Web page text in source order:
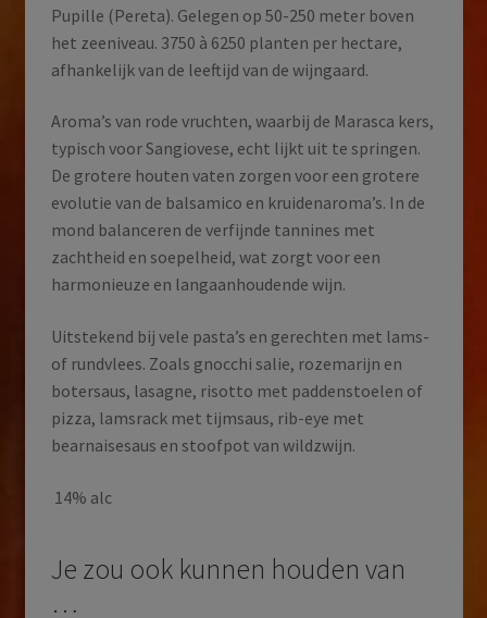
Pupille (Pereta). Gelegen op 50-250 meter boven
het zeeniveau. 3750 à 6250 planten per hectare,
afhankelijk van de leeftijd van de wijngaard.
Aroma’s van rode vruchten, waarbij de Marasca kers,
typisch voor Sangiovese, echt lijkt uit te springen.
De grotere houten vaten zorgen voor een grotere
evolutie van de balsamico en kruidenaroma’s. In de
mond balanceren de verfijnde tannines met
zachtheid en soepelheid, wat zorgt voor een
harmonieuze en langaanhoudende wijn.
Uitstekend bij vele pasta’s en gerechten met lams-
of rundvlees. Zoals gnocchi salie, rozemarijn en
botersaus, lasagne, risotto met paddenstoelen of
pizza, lamsrack met tijmsaus, rib-eye met
bearnaisesaus en stoofpot van wildzwijn.
14% alc
Je zou ook kunnen houden van
…